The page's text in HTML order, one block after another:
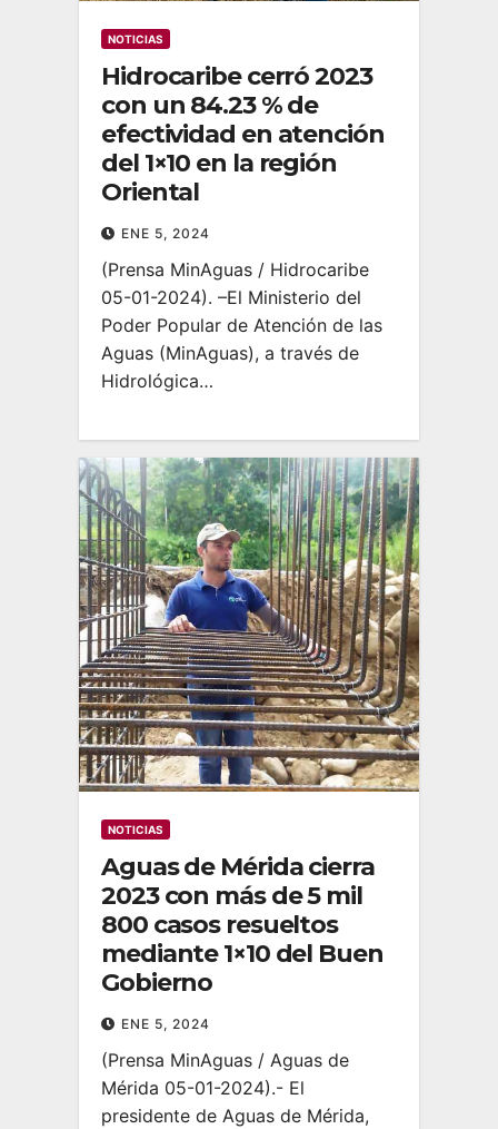
NOTICIAS
Hidrocaribe cerró 2023
con un 84.23 % de
efectividad en atención
del 1×10 en la región
Oriental
ENE 5, 2024
(Prensa MinAguas / Hidrocaribe
05-01-2024). –El Ministerio del
Poder Popular de Atención de las
Aguas (MinAguas), a través de
Hidrológica…
NOTICIAS
Aguas de Mérida cierra
2023 con más de 5 mil
800 casos resueltos
mediante 1×10 del Buen
Gobierno
ENE 5, 2024
(Prensa MinAguas / Aguas de
Mérida 05-01-2024).- El
presidente de Aguas de Mérida,